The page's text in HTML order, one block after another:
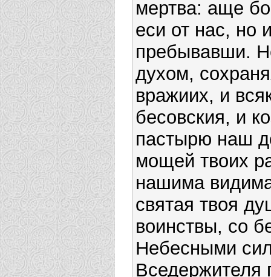
мертва: аще
еси от нас, но
пребывавши.
духом,
вражиих, и
бесовския, и
пасты­рю наш
мощей твоих
нашима
святая твоя
воинствы, со
Небесными
Вседержителя